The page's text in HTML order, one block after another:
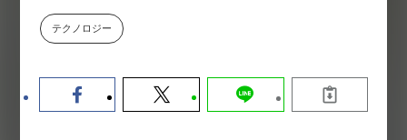
2026-08-07
テクノロジー